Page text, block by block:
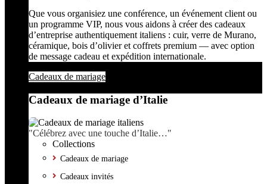
Que vous organisiez une conférence, un événement client ou
un programme VIP, nous vous aidons à créer des cadeaux
d’entreprise authentiquement italiens : cuir, verre de Murano,
céramique, bois d’olivier et coffrets premium — avec option
de message cadeau et expédition internationale.
Cadeaux de mariage
Cadeaux de mariage d’Italie
"Célébrez avec une touche d’Italie…"
Collections
Cadeaux de mariage
Cadeaux invités